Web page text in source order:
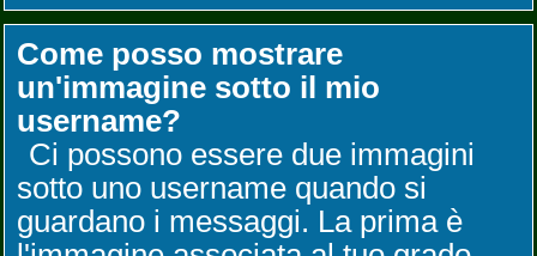
Come posso mostrare
un'immagine sotto il mio
username?
Ci possono essere due immagini
sotto uno username quando si
guardano i messaggi. La prima è